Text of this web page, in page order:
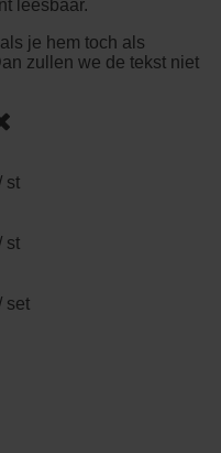
leesbaar.
je hem toch als
zullen we de tekst niet
st
st
set